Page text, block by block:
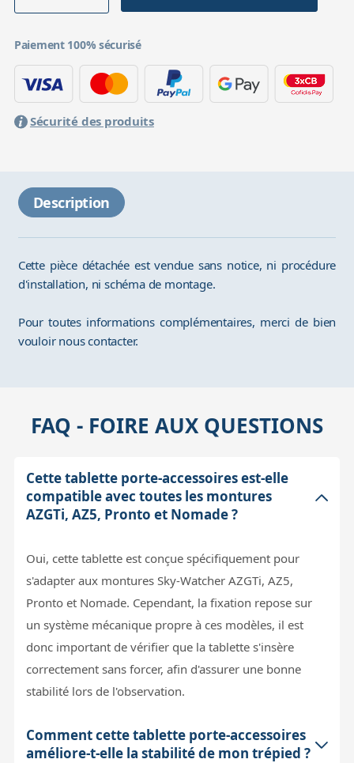
Paiement 100% sécurisé
Sécurité des produits
Description
Cette pièce détachée est vendue sans notice, ni procédure
d'installation, ni schéma de montage.
Pour toutes informations complémentaires, merci de bien
vouloir nous contacter.
FAQ - FOIRE AUX QUESTIONS
Cette tablette porte-accessoires est-elle
compatible avec toutes les montures
AZGTi, AZ5, Pronto et Nomade ?
Oui, cette tablette est conçue spécifiquement pour
s'adapter aux montures Sky-Watcher AZGTi, AZ5,
Pronto et Nomade. Cependant, la fixation repose sur
un système mécanique propre à ces modèles, il est
donc important de vérifier que la tablette s'insère
correctement sans forcer, afin d'assurer une bonne
stabilité lors de l'observation.
Comment cette tablette porte-accessoires
améliore-t-elle la stabilité de mon trépied ?